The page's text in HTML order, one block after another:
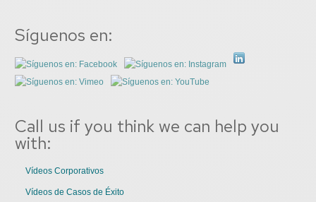
Síguenos en:
Call us if you think we can help you
with:
Vídeos Corporativos
Vídeos de Casos de Éxito